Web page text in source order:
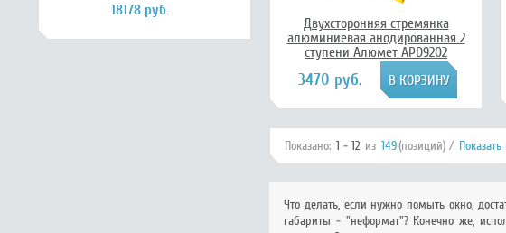
Двухсторонняя стремянка
алюминиевая анодированная 2
ступени Алюмет APD9202
3470 руб.
Показано: 1 - 12 из 149(позиций) / Показать
Что делать, если нужно помыть окно,
габариты - "неформат"? Конечно же,
18178 руб.